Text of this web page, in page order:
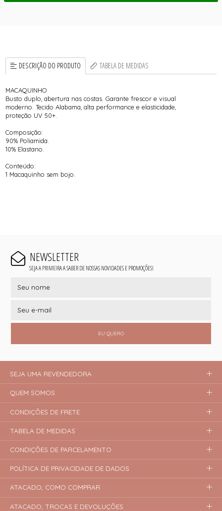
DESCRIÇÃO DO PRODUTO TABELA DE MEDIDAS
MACAQUINHO
Busto duplo, abertura nas costas. Garante frescor e visual
moderno. Tecido Alabama, alta performance e elasticidade,
proteção UV 50+.
Composição:
90% Poliamida.
10% Elastano.
Conteúdo:
1 Macaquinho sem bojo.
NEWSLETTER
SEJA A PRIMEIRA A SABER DE NOSSAS NOVIDADES E PROMOÇÕES!
EU QUERO
SEJA UMA REVENDEDORA
QUEM SOMOS
CONDIÇÕES DE FRETE
TABELA DE MEDIDAS
CONDIÇÕES DE PARCELAMENTO
POLÍTICA DE PRIVACIDADE DE DADOS
ATACADO, COMO COMPRAR
ATACADO, TROCAS E DEVOLUÇÕES